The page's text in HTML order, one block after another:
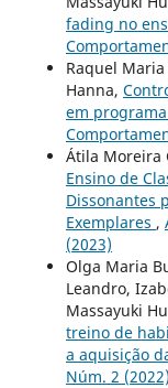
fading no
Raquel
Hanna,
em
Átila Moreira
Ensino de
Dissonantes
Exemplares ,
(2023)
Olga Maria
Leandro,
Massayuki
treino de
a aquisição
Núm. 2 (2022)